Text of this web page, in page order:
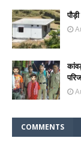
COMMENTS